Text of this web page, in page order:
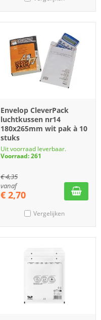
Envelop CleverPack
luchtkussen nr14
180x265mm wit pak à 10
stuks
Uit voorraad leverbaar.
Voorraad: 261
€4,35
vanaf
€ 2,70
Vergelijken